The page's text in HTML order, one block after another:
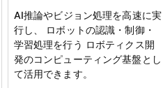
AI推論やビジョン処理を高速に実
行し、 ロボットの認識・制御・
学習処理を行う ロボティクス開
発のコンピューティング基盤とし
て活用できます。